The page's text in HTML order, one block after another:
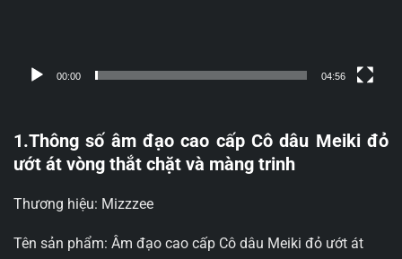
00:00 04:56
1.Thông số âm đạo cao cấp Cô dâu Meiki đỏ
ướt át vòng thắt chặt và màng trinh
Thương hiệu: Mizzzee
Tên sản phẩm: Âm đạo cao cấp Cô dâu Meiki đỏ ướt át